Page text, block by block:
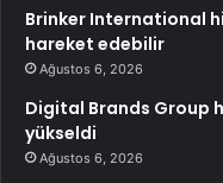
Brinker International
hareket edebilir
Ağustos 6, 2026
Digital Brands Group
yükseldi
Ağustos 6, 2026